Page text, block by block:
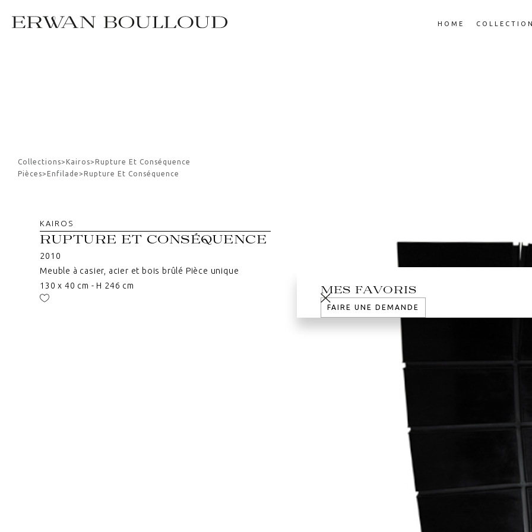
HOME
MES FAVORIS
FAIRE UNE DEMANDE
Collections> Kairos> Rupture Et Conséquence
Pièces> Enfilade> Rupture Et Conséquence
KAIROS
RUPTURE ET CONSÉQUENCE
2010
Meuble à casier, acier et bois brûlé Pièce unique
130 x 40 cm - H 246 cm